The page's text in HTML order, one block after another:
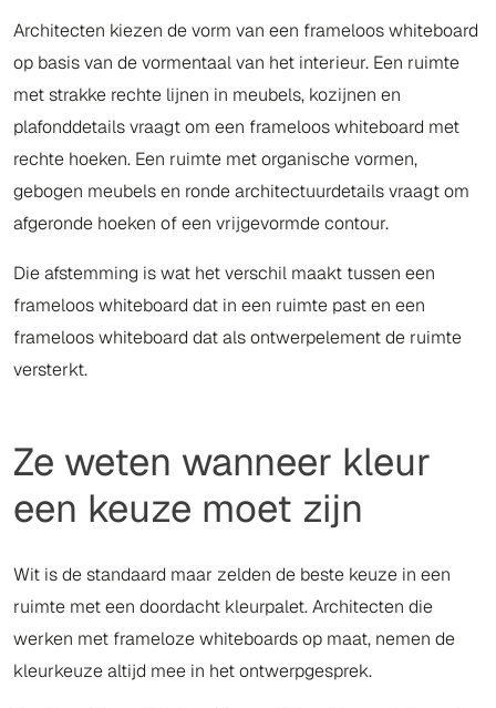
Architecten kiezen de vorm van een frameloos whiteboard
op basis van de vormentaal van het interieur. Een ruimte
met strakke rechte lijnen in meubels, kozijnen en
plafonddetails vraagt om een frameloos whiteboard met
rechte hoeken. Een ruimte met organische vormen,
gebogen meubels en ronde architectuurdetails vraagt om
afgeronde hoeken of een vrijgevormde contour.
Die afstemming is wat het verschil maakt tussen een
frameloos whiteboard dat in een ruimte past en een
frameloos whiteboard dat als ontwerpelement de ruimte
versterkt.
Ze weten wanneer kleur
een keuze moet zijn
Wit is de standaard maar zelden de beste keuze in een
ruimte met een doordacht kleurpalet. Architecten die
werken met frameloze whiteboards op maat, nemen de
kleurkeuze altijd mee in het ontwerpgesprek.